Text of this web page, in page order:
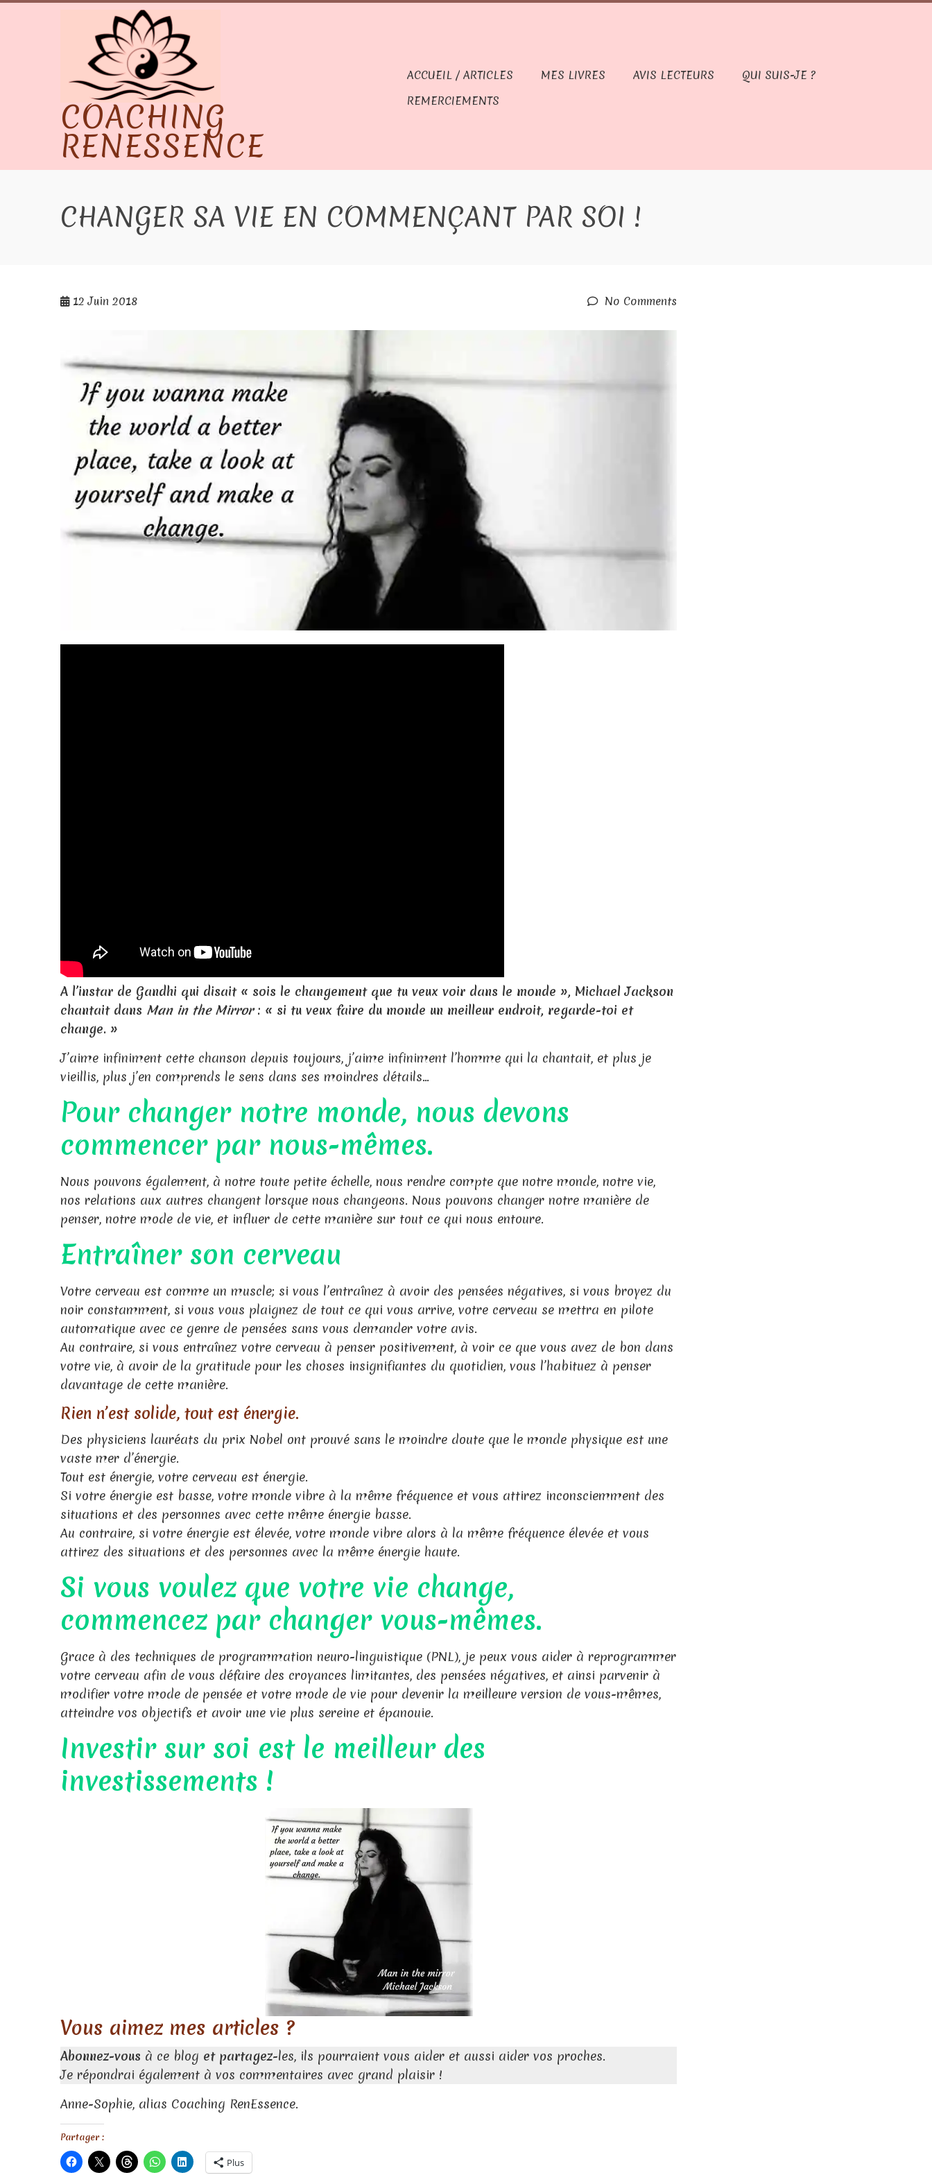
Skip
COACHING
RENESSENCE
ACCUEIL / ARTICLES MES LIVRES AVIS LECTEURS
QUI SUIS-JE ?
REMERCIEMENTS
CHANGER SA VIE EN COMMENÇANT PAR SOI !
12 Juin 2018 No Comments
A l’instar de Gandhi qui disait « sois le changement que tu veux voir dans le monde », Michael Jackson
chantait dans Man in the Mirror: « si tu veux faire du monde un meilleur endroit, regarde-toi et
change. »
J’aime infiniment cette chanson depuis toujours, j’aime infiniment l’homme qui la chantait, et plus je
vieillis, plus j’en comprends le sens dans ses moindres détails…
Pour changer notre monde, nous devons
commencer par nous-mêmes.
Nous pouvons également, à notre toute petite échelle, nous rendre compte que notre monde, notre vie,
nos relations aux autres changent lorsque nous changeons. Nous pouvons changer notre manière de
penser, notre mode de vie, et influer de cette manière sur tout ce qui nous entoure.
Entraîner son cerveau
Votre cerveau est comme un muscle; si vous l’entraînez à avoir des pensées négatives, si vous broyez du
noir constamment, si vous vous plaignez de tout ce qui vous arrive, votre cerveau se mettra en pilote
automatique avec ce genre de pensées sans vous demander votre avis.
Au contraire, si vous entraînez votre cerveau à penser positivement, à voir ce que vous avez de bon dans
votre vie, à avoir de la gratitude pour les choses insignifiantes du quotidien, vous l’habituez à penser
davantage de cette manière.
Rien n’est solide, tout est énergie.
Des physiciens lauréats du prix Nobel ont prouvé sans le moindre doute que le monde physique est une
vaste mer d’énergie.
Tout est énergie, votre cerveau est énergie.
Si votre énergie est basse, votre monde vibre à la même fréquence et vous attirez inconsciemment des
situations et des personnes avec cette même énergie basse.
Au contraire, si votre énergie est élevée, votre monde vibre alors à la même fréquence élevée et vous
attirez des situations et des personnes avec la même énergie haute.
Si vous voulez que votre vie change,
commencez par changer vous-mêmes.
Grace à des techniques de programmation neuro-linguistique (PNL), je peux vous aider à reprogrammer
votre cerveau afin de vous défaire des croyances limitantes, des pensées négatives, et ainsi parvenir à
modifier votre mode de pensée et votre mode de vie pour devenir la meilleure version de vous-mêmes,
atteindre vos objectifs et avoir une vie plus sereine et épanouie.
Investir sur soi est le meilleur des
investissements !
Vous aimez mes articles ?
Abonnez-vous à ce blog et partagez-les, ils pourraient vous aider et aussi aider vos proches.
Je répondrai également à vos commentaires avec grand plaisir !
Anne-Sophie, alias Coaching RenEssence.
Partager :
Plus